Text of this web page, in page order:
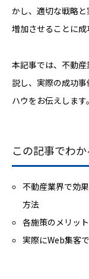
かし、適切な戦略
増加させることに成
本記事では、不動
説し、実際の成功
ハウをお伝えします。
この記事でわ
不動産業界で効
方法
各施策のメリッ
実際にWeb集客